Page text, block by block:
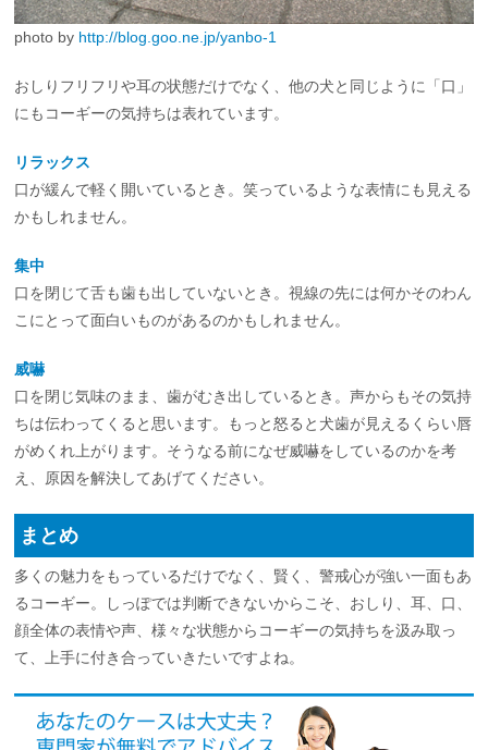
photo by http://blog.goo.ne.jp/yanbo-1
おしりフリフリや耳の状態だけでなく、他の犬と同じように「口」
にもコーギーの気持ちは表れています。
リラックス
口が緩んで軽く開いているとき。笑っているような表情にも見える
かもしれません。
集中
口を閉じて舌も歯も出していないとき。視線の先には何かそのわん
こにとって面白いものがあるのかもしれません。
威嚇
口を閉じ気味のまま、歯がむき出しているとき。声からもその気持
ちは伝わってくると思います。もっと怒ると犬歯が見えるくらい唇
がめくれ上がります。そうなる前になぜ威嚇をしているのかを考
え、原因を解決してあげてください。
まとめ
多くの魅力をもっているだけでなく、賢く、警戒心が強い一面もあ
るコーギー。しっぽでは判断できないからこそ、おしり、耳、口、
顔全体の表情や声、様々な状態からコーギーの気持ちを汲み取っ
て、上手に付き合っていきたいですよね。